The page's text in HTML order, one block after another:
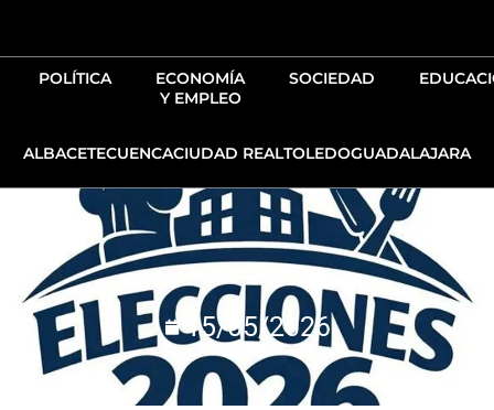
contenido
POLÍTICA
ECONOMÍA
Y EMPLEO
SOCIEDAD
ALBACETECUENCACIUDAD REALTOLEDOGUADALAJARA
15/05/2026